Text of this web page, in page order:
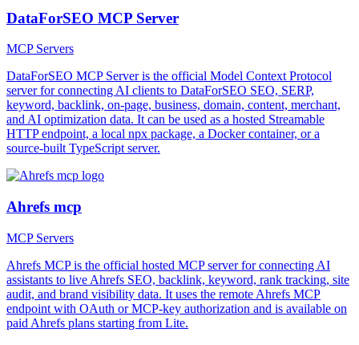
DataForSEO MCP Server
MCP Servers
DataForSEO MCP Server is the official Model Context Protocol
server for connecting AI clients to DataForSEO SEO, SERP,
keyword, backlink, on-page, business, domain, content, merchant,
and AI optimization data. It can be used as a hosted Streamable
HTTP endpoint, a local npx package, a Docker container, or a
source-built TypeScript server.
Ahrefs mcp
MCP Servers
Ahrefs MCP is the official hosted MCP server for connecting AI
assistants to live Ahrefs SEO, backlink, keyword, rank tracking, site
audit, and brand visibility data. It uses the remote Ahrefs MCP
endpoint with OAuth or MCP-key authorization and is available on
paid Ahrefs plans starting from Lite.